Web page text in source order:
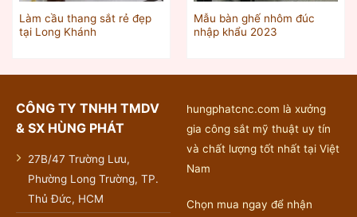
Làm cầu thang sắt rẻ đẹp
tại Long Khánh
Mẫu bàn ghế nhôm đúc
nhập khẩu 2023
CÔNG TY TNHH TMDV
& SX HÙNG PHÁT
27B/47 Trường Lưu,
Phường Long Trường, TP.
Thủ Đức, HCM
hungphatcnc.com là xưởng
gia công sắt mỹ thuật uy tín
và chất lượng tốt nhất tại Việt
Nam
Chọn mua ngay để nhận